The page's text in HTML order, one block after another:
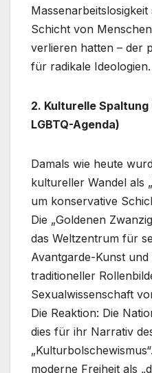
Schicht von
verlieren hatten – der
für radikale Ideologien.
2. Kulturelle
LGBTQ-Agenda)
Damals wie heute
kultureller Wandel als
um konservative
Die „Goldenen
das Weltzentrum für
Avantgarde-Kunst
traditioneller
Sexualwissenschaft
Die Reaktion: Die
dies für ihr Narrativ
moderne Freiheit als